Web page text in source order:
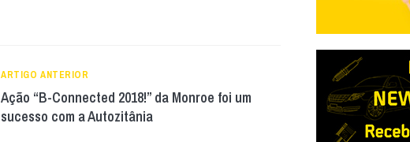
ARTIGO ANTERIOR
Ação “B-Connected 2018!” da Monroe foi um
sucesso com a Autozitânia